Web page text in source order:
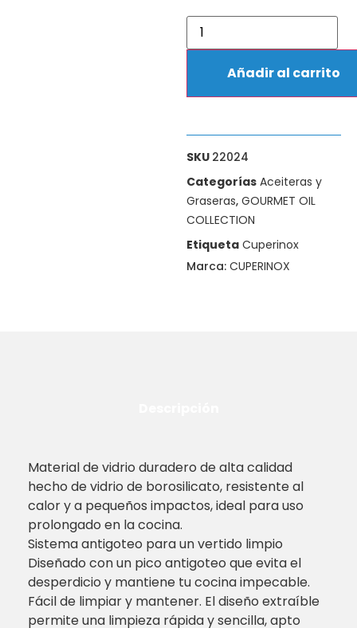
Añadir al carrito
SKU 22024
Categorías Aceiteras y
Graseras, GOURMET OIL
COLLECTION
Etiqueta Cuperinox
Marca: CUPERINOX
Material de vidrio duradero de alta calidad
hecho de vidrio de borosilicato, resistente al
calor y a pequeños impactos, ideal para uso
prolongado en la cocina.
Sistema antigoteo para un vertido limpio
Diseñado con un pico antigoteo que evita el
desperdicio y mantiene tu cocina impecable.
Fácil de limpiar y mantener. El diseño extraíble
permite una limpieza rápida y sencilla, apto